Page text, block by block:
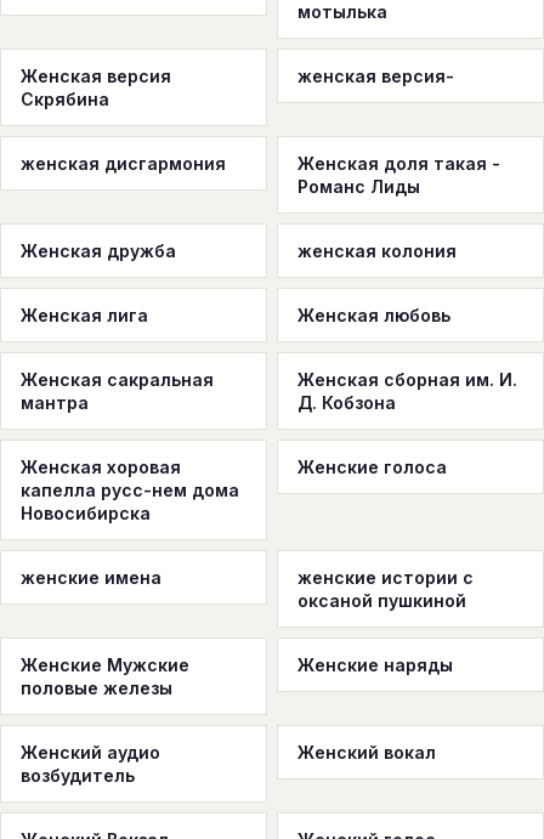
мотылька
Женская версия
Скрябина
женская версия-
женская дисгармония
Женская доля такая -
Романс Лиды
Женская дружба женская колония
Женская лига Женская любовь
Женская сакральная
мантра
Женская сборная им. И.
Д. Кобзона
Женская хоровая
капелла русс-нем дома
Новосибирска
Женские голоса
женские имена
женские истории с
оксаной пушкиной
Женские Мужские
половые железы
Женские наряды
Женский аудио
возбудитель
Женский вокал